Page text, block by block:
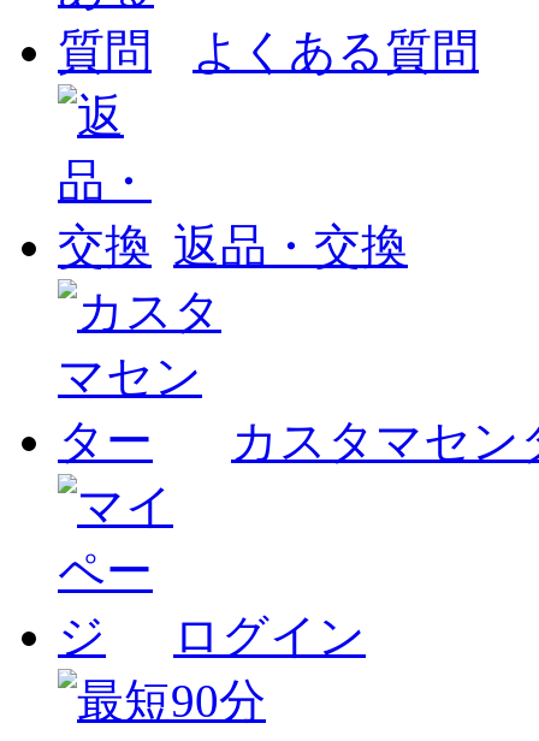
よくある質問
返品・交換
カスタマセン
ログイン